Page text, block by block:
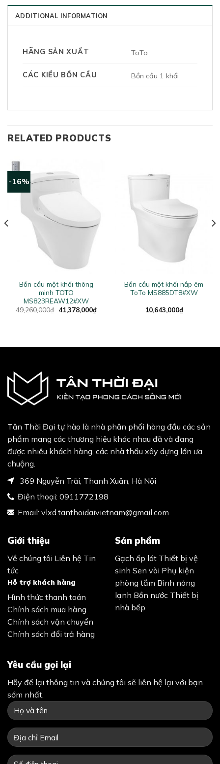
ADDITIONAL INFORMATION
HÃNG SẢN XUẤT ToTo
CÁC KIỂU BỒN CẦU Bồn cầu 1 khối
RELATED PRODUCTS
-16%
Bồn cầu một khối thông
minh TOTO
MS823REAW12#XW
49,260,000₫ Original
price
41,378,000₫Current
price
Bồn cầu một khối nắp êm
ToTo MS885DT8#XW
10,643,000₫
Tân Thời Đại tự hào là nhà phân phối hàng đầu các sản
phẩm mang các thương hiệu khác nhau đã và đang
được nhiều khách hàng, các nhà thầu xây dựng lớn ưa
chuộng.
369 Nguyễn Trãi, Thanh Xuân, Hà Nội
Điện thoại: 0911772198
Email: vlxd.tanthoidaivietnam@gmail.com
Giới thiệu
Về chúng tôi Liên hệ Tin
tức
Hỗ trợ khách hàng
Hình thức thanh toán
Chính sách mua hàng
Chính sách vận chuyển
Chính sách đổi trả hàng
Sản phẩm
Gạch ốp lát Thiết bị vệ
sinh Sen vòi Phụ kiện
phòng tắm Bình nóng
lạnh Bồn nước Thiết bị
nhà bếp
Yêu cầu gọi lại
Hãy để lại thông tin và chúng tôi sẽ liên hệ lại với bạn
sớm nhất.